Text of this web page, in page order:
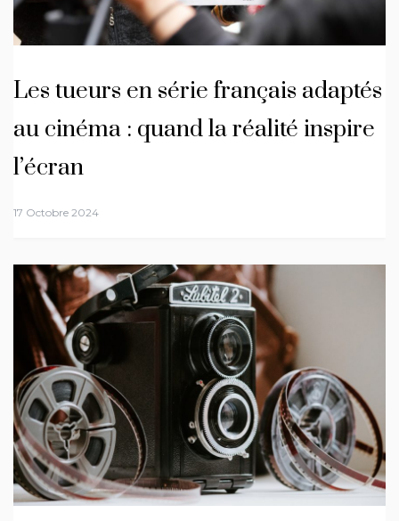
Les tueurs en série français adaptés
au cinéma : quand la réalité inspire
l’écran
17 Octobre 2024